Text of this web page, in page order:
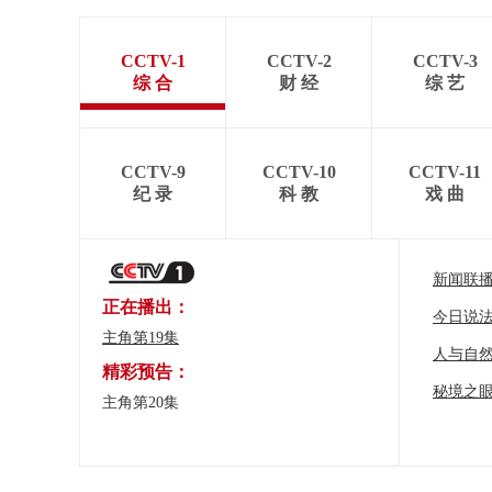
CCTV-1
综 合
CCTV-2
财 经
CCTV-3
综 艺
CCTV-9
纪 录
CCTV-10
科 教
CCTV-11
戏 曲
正在播出：
主角第19集
精彩预告：
主角第20集
新闻联
今日说
人与自
秘境之